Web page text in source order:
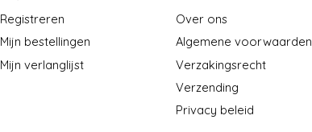
Registreren
Mijn bestellingen
Mijn verlanglijst
Over ons
Algemene voorwaarden
Verzakingsrecht
Verzending
Privacy beleid